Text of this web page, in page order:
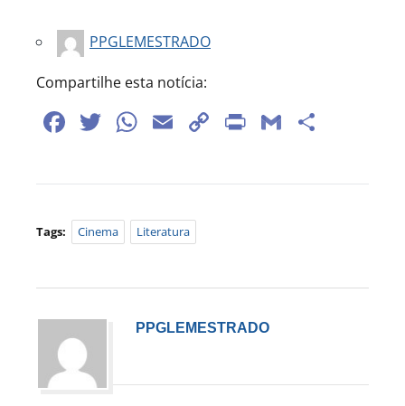
PPGLEMESTRADO
Compartilhe esta notícia:
Facebook
Twitter
WhatsApp
EmailCopyPrintGmail
Tags: Cinema Literatura
PPGLEMESTRADO